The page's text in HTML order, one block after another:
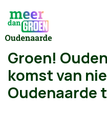
Groen!
komst van
Oudenaarde